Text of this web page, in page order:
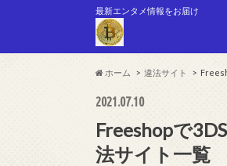
最新エンタメ情報をお届け
ホーム 違法サイト
2021.07.10
Freeshopで
法サイト一覧